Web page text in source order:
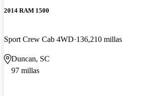
2014 RAM 1500
Sport Crew Cab 4WD 136,210 millas
Duncan, SC
97 millas